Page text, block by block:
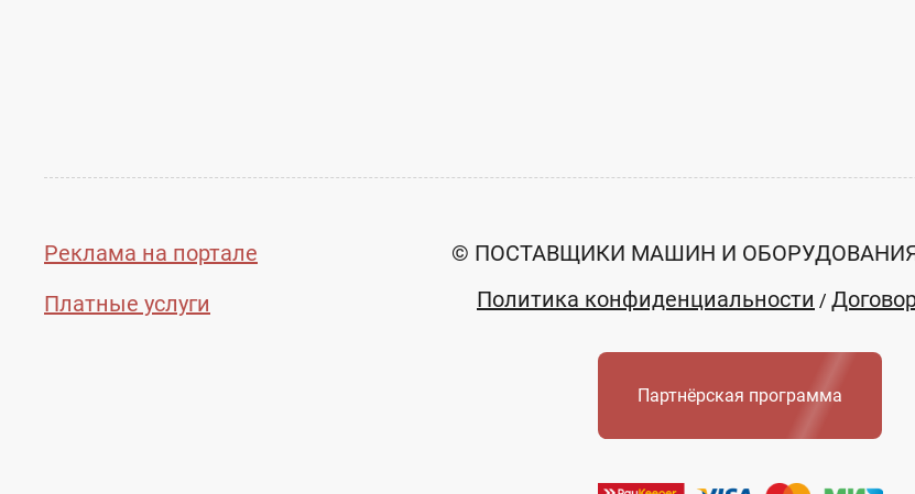
Реклама на портале
Платные услуги
© ПОСТАВЩИКИ МАШИН И ОБОРУДОВАНИЯ
Политика конфиденциальности /
Партнёрская программа